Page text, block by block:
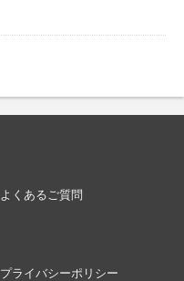
よくあるご質問
プライバシーポリシー